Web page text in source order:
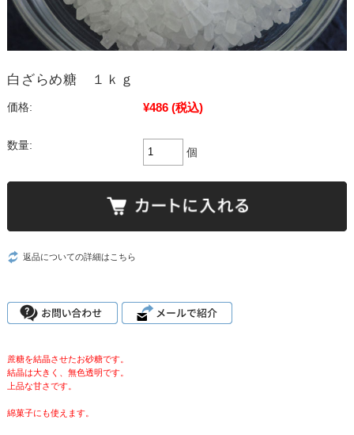
白ざらめ糖 １ｋｇ
価格: ¥486 (税込)
数量:
個
返品についての詳細はこちら
蔗糖を結晶させたお砂糖です。
結晶は大きく、無色透明です。
上品な甘さです。
綿菓子にも使えます。